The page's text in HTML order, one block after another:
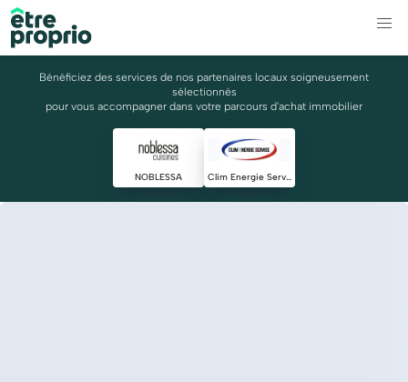
Bénéficiez des services de nos partenaires locaux soigneusement
sélectionnés
pour vous accompagner dans votre parcours d'achat immobilier
NOBLESSA Clim Energie Service